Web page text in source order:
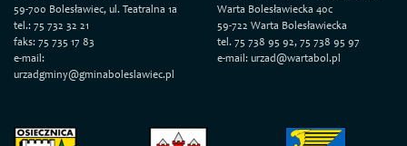
59-700 Bolesławiec, ul. Teatralna 1a
tel.: 75 732 32 21
faks: 75 735 17 83
e-mail:
urzadgminy@gminaboleslawiec.pl
Warta Bolesławiecka 40c
59-722 Warta Bolesławiecka
tel. 75 738 95 92, 75 738 95 97
e-mail: urzad@wartabol.pl